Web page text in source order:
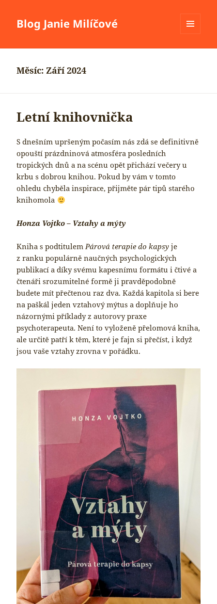
Blog Janie Milíčové
Měsíc:Září 2024
Letní knihovnička
S dnešním upršeným počasím nás zdá se definitivně
opouští prázdninová atmosféra posledních
tropických dnů a na scénu opět přichází večery u
krbu s dobrou knihou. Pokud by vám v tomto
ohledu chyběla inspirace, přijměte pár tipů starého
knihomola
Honza Vojtko – Vztahy a mýty
Kniha s podtitulemPárová terapie do kapsy je
z ranku populárně naučných psychologických
publikací a díky svému kapesnímu formátu i čtivé a
čtenáři srozumitelné formě ji pravděpodobně
budete mít přečtenou raz dva. Každá kapitola si bere
na paškál jeden vztahový mýtus a doplňuje ho
názornými příklady z autorovy praxe
psychoterapeuta. Není to vyloženě přelomová kniha,
ale určitě patří k těm, které je fajn si přečíst, i když
jsou vaše vztahy zrovna v pořádku.